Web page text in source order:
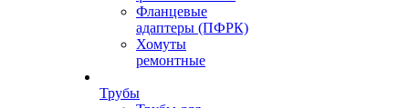
Фланцевые
адаптеры (ПФРК)
Хомуты
ремонтные
Трубы